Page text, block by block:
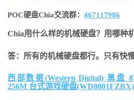
POC硬盘Chia交流群： 467117986
Chia用什么样的机械硬盘？用哪种
答：所有的机械硬盘都行。只有快
西部数据(Western Digital) 黑盘
256M 台式游戏硬盘(WD8001FZBX)